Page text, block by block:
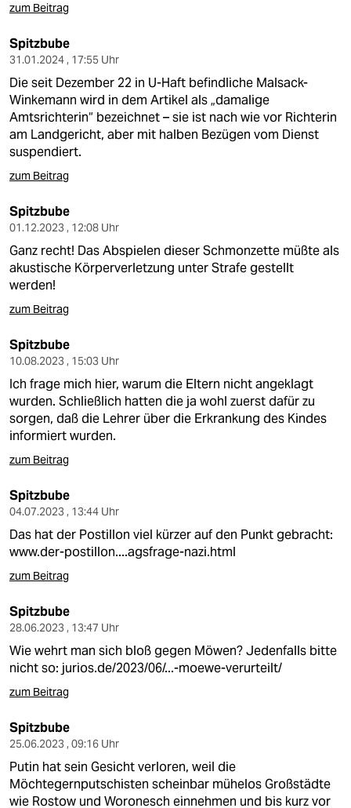
zum Beitrag
Spitzbube
31.01.2024 , 17:55 Uhr
Die seit Dezember 22 in U-Haft befindliche Malsack-
Winkemann wird in dem Artikel als „damalige
Amtsrichterin“ bezeichnet – sie ist nach wie vor Richterin
am Landgericht, aber mit halben Bezügen vom Dienst
suspendiert.
zum Beitrag
Spitzbube
01.12.2023 , 12:08 Uhr
Ganz recht! Das Abspielen dieser Schmonzette müßte als
akustische Körperverletzung unter Strafe gestellt
werden!
zum Beitrag
Spitzbube
10.08.2023 , 15:03 Uhr
Ich frage mich hier, warum die Eltern nicht angeklagt
wurden. Schließlich hatten die ja wohl zuerst dafür zu
sorgen, daß die Lehrer über die Erkrankung des Kindes
informiert wurden.
zum Beitrag
Spitzbube
04.07.2023 , 13:44 Uhr
Das hat der Postillon viel kürzer auf den Punkt gebracht:
www.der-postillon....agsfrage-nazi.html
zum Beitrag
Spitzbube
28.06.2023 , 13:47 Uhr
Wie wehrt man sich bloß gegen Möwen? Jedenfalls bitte
nicht so: jurios.de/2023/06/...-moewe-verurteilt/
zum Beitrag
Spitzbube
25.06.2023 , 09:16 Uhr
Putin hat sein Gesicht verloren, weil die
Möchtegernputschisten scheinbar mühelos Großstädte
wie Rostow und Woronesch einnehmen und bis kurz vor